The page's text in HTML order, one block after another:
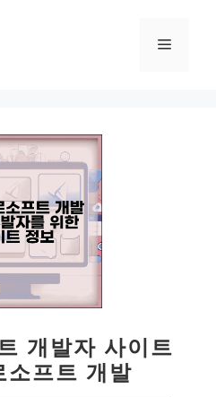
메
개발자 사이트
소프트 개발